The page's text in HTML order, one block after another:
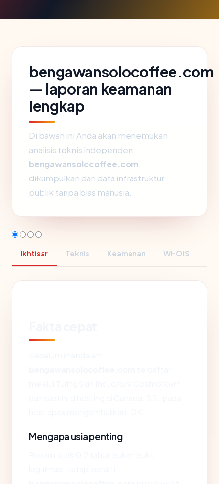
bengawansolocoffee.com
— laporan keamanan
lengkap
Di bawah ini Anda akan menemukan
analisis teknis independen
bengawansolocoffee.com
dikumpulkan dari data infrastruktur
publik tanpa bias manusia.
Ikhtisar Teknis Keamanan WHOIS
Mengapa usia penting